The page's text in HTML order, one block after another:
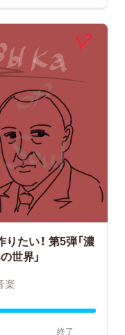
たい！ 第5弾「濃
世界」
楽
終了